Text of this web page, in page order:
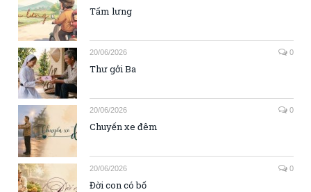
Tấm lưng
20/06/2026 0
Thư gởi Ba
20/06/2026 0
Chuyến xe đêm
20/06/2026 0
Đời con có bố